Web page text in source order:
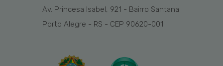
Av. Princesa Isabel, 921 - Bairro Santana
Porto Alegre - RS - CEP 90620-001